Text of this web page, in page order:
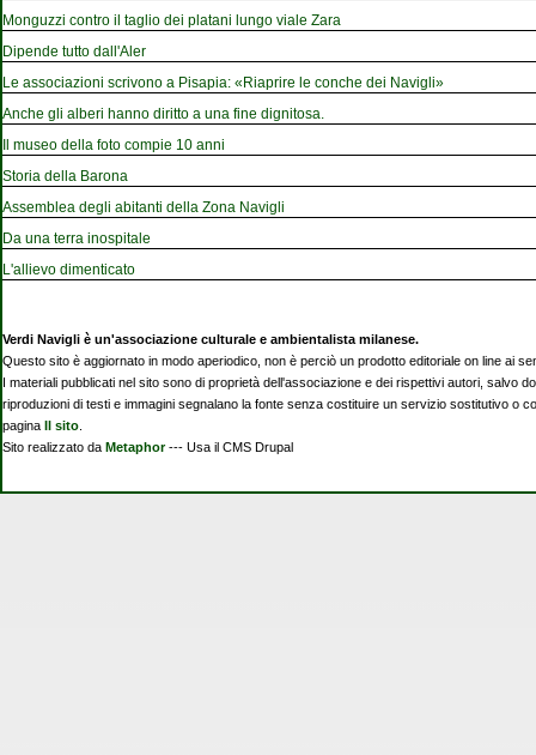
Monguzzi contro il taglio dei platani lungo viale Zara
Dipende tutto dall'Aler
Le associazioni scrivono a Pisapia: «Riaprire le conche dei Navigli»
Anche gli alberi hanno diritto a una fine dignitosa.
Il museo della foto compie 10 anni
Storia della Barona
Assemblea degli abitanti della Zona Navigli
Da una terra inospitale
L'allievo dimenticato
Verdi Navigli è un'associazione culturale e ambientalista milanese.
Questo sito è aggiornato in modo aperiodico, non è perciò un prodotto editoriale on line ai
I materiali pubblicati nel sito sono di proprietà dell'associazione e dei rispettivi autori, salvo
riproduzioni di testi e immagini segnalano la fonte senza costituire un servizio sostitutivo o
pagina Il sito
Sito realizzato da Metaphor--- Usa il CMS Drupal